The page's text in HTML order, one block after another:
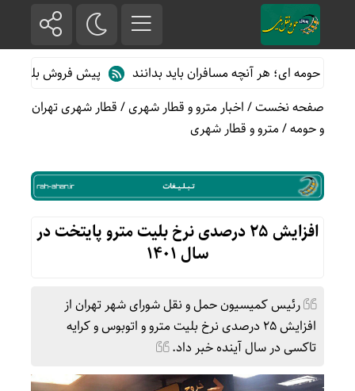
حومه ای؛ هر آنچه مسافران باید بدانند
پیش فروش بلیت قطارهای
صفحه نخست/اخبار مترو و قطار شهری/قطار شهری تهران
و حومه/مترو و قطار شهری
افزایش ۲۵ درصدی نرخ بلیت مترو پایتخت در
سال ۱۴۰۱
رئیس کمیسیون حمل و نقل شورای شهر تهران از
افزایش ۲۵ درصدی نرخ بلیت مترو و اتوبوس و کرایه
تاکسی در سال آینده خبر داد.